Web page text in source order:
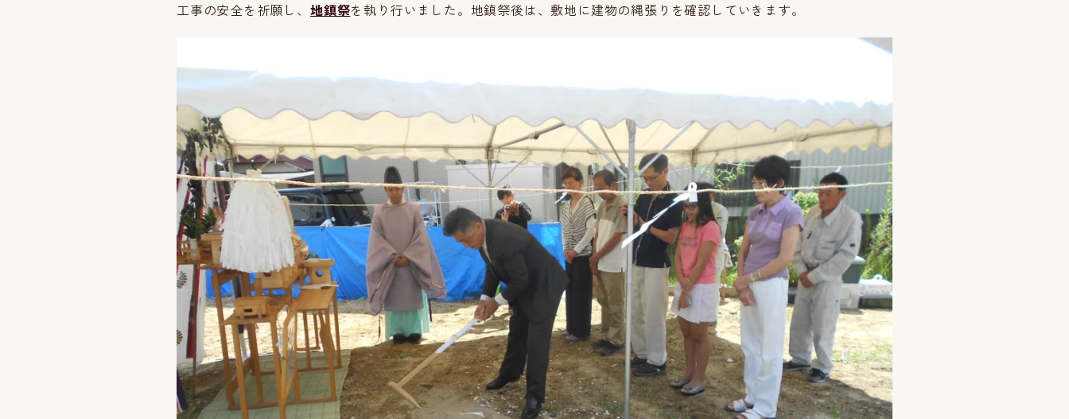
工事の安全を祈願し、 地鎮祭を執り行いました。地鎮祭後は、敷地に建物の縄張りを確認していきます。